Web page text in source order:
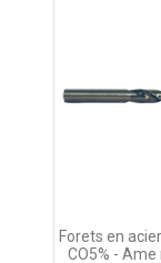
Forets en
CO5% -